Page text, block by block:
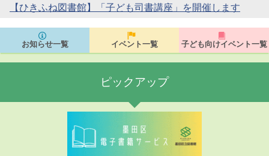
【ひきふね図書館】「子ども司書講座」を開催します
お知らせ一覧 イベント一覧 子ども向けイベント一覧
ピックアップ